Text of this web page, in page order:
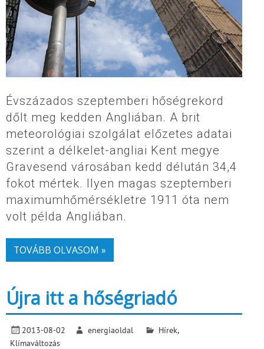
Évszázados szeptemberi hőségrekord
dőlt meg kedden Angliában. A brit
meteorológiai szolgálat előzetes adatai
szerint a délkelet-angliai Kent megye
Gravesend városában kedd délután 34,4
fokot mértek. Ilyen magas szeptemberi
maximumhőmérsékletre 1911 óta nem
volt példa Angliában.
TOVÁBB OLVASOM »
Újra itt a hőségriadó
2013-08-02 energiaoldal Hírek,
Klímaváltozás